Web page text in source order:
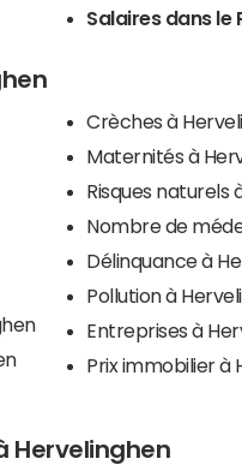
Salaires dans
Crèches à
Maternités à
Risques naturels
Nombre de
Délinquance à
Pollution à
Entreprises à
Prix immobilier à
Hervelinghen